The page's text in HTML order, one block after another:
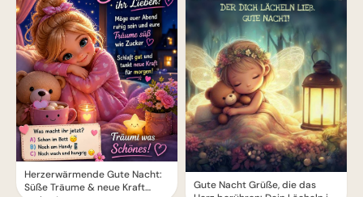
Herzerwärmende Gute Nacht:
Süße Träume & neue Kraft
Gute Nacht Grüße, die das